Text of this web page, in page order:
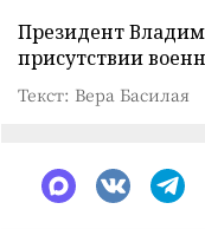
Президент
присутствии
Текст: Вера Басилая